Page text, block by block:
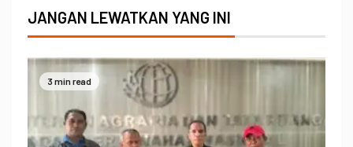
JANGAN LEWATKAN YANG INI
3 min read